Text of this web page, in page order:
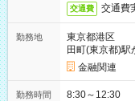
交通費 交通費
勤務地
東京都港区
田町(東京都)駅
金融関連
勤務時間 8:30～12:30